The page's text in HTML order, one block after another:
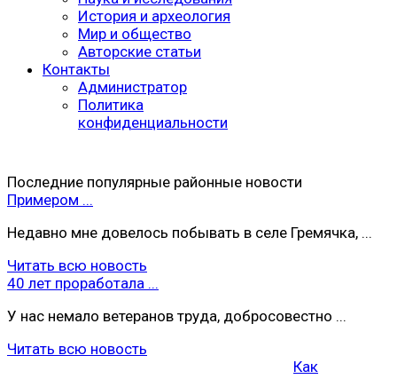
История и археология
Мир и общество
Авторские статьи
Контакты
Администратор
Политика
конфиденциальности
Последние популярные районные новости
Примером ...
Недавно мне довелось побывать в селе Гремячка, ...
Читать всю новость
40 лет проработала ...
У нас немало ветеранов труда, добросовестно ...
Читать всю новость
Как